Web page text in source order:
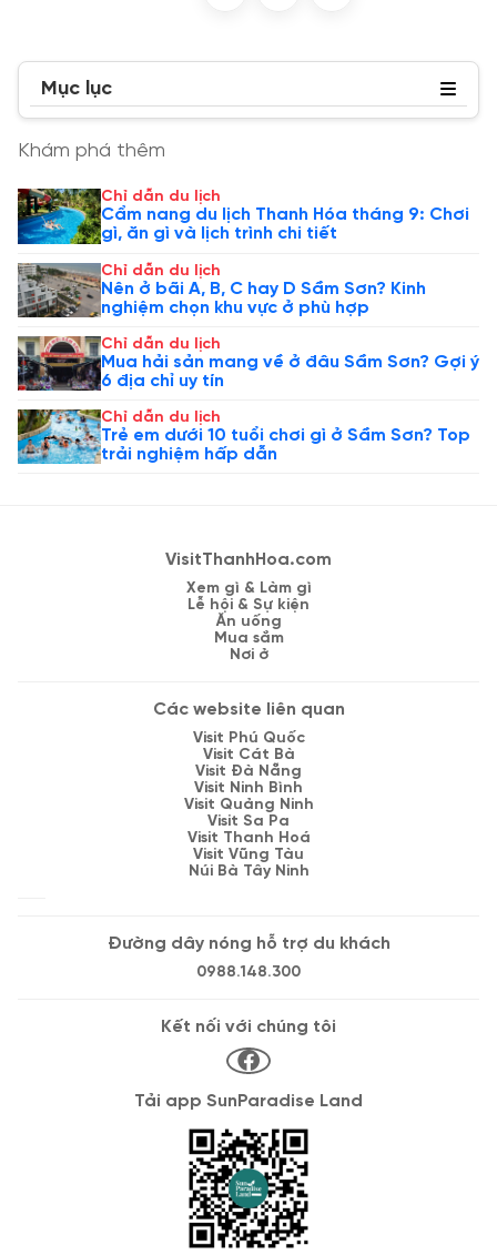
Mục lục
Khám phá thêm
Chỉ dẫn du lịch
Cẩm nang du lịch Thanh Hóa tháng 9: Chơi
gì, ăn gì và lịch trình chi tiết
Chỉ dẫn du lịch
Nên ở bãi A, B, C hay D Sầm Sơn? Kinh
nghiệm chọn khu vực ở phù hợp
Chỉ dẫn du lịch
Mua hải sản mang về ở đâu Sầm Sơn? Gợi ý
6 địa chỉ uy tín
Chỉ dẫn du lịch
Trẻ em dưới 10 tuổi chơi gì ở Sầm Sơn? Top
trải nghiệm hấp dẫn
VisitThanhHoa.com
Xem gì & Làm gì
Lễ hội & Sự kiện
Ăn uống
Mua sắm
Nơi ở
Các website liên quan
Visit Phú Quốc
Visit Cát Bà
Visit Đà Nẵng
Visit Ninh Bình
Visit Quảng Ninh
Visit Sa Pa
Visit Thanh Hoá
Visit Vũng Tàu
Núi Bà Tây Ninh
Đường dây nóng hỗ trợ du khách
0988.148.300
Kết nối với chúng tôi
Tải app SunParadise Land